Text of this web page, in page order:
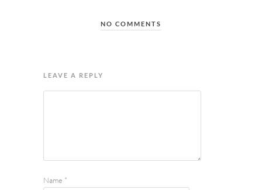
NO COMMENTS
LEAVE A REPLY
Name *